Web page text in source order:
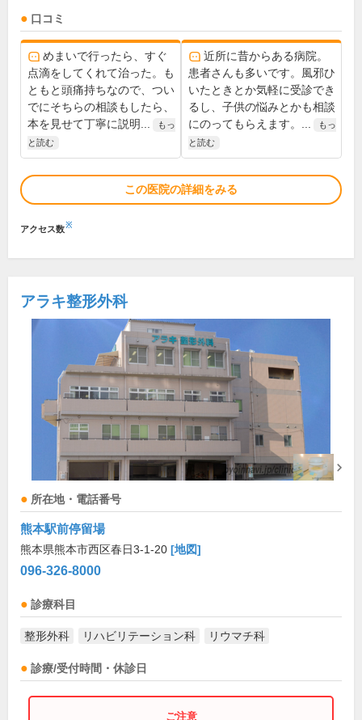
口コミ
めまいで行ったら、すぐ
点滴をしてくれて治った。も
ともと頭痛持ちなので、つい
でにそちらの相談もしたら、
本を見せて丁寧に説明...
もっ
と読む
近所に昔からある病院。
患者さんも多いです。風邪ひ
いたときとか気軽に受診でき
るし、子供の悩みとかも相談
にのってもらえます。...
もっ
と読む
この医院の詳細をみる
アクセス数※
アラキ整形外科
所在地・電話番号
熊本駅前停留場
熊本県熊本市西区春日3-1-20 [地図]
096-326-8000
診療科目
整形外科 リハビリテーション科 リウマチ科
診療/受付時間・休診日